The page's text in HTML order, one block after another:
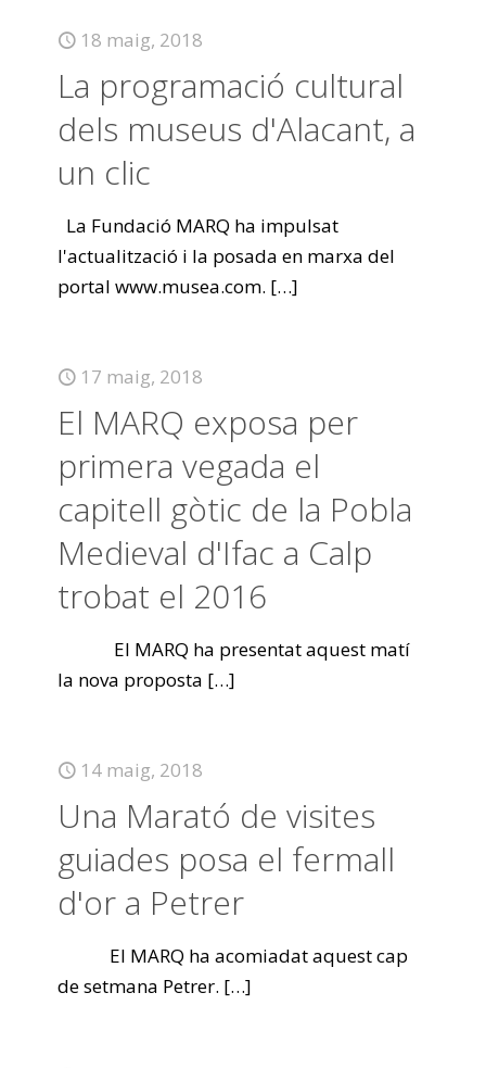
18 maig, 2018
La programació cultural
dels museus d'Alacant, a
un clic
La Fundació MARQ ha impulsat
l'actualització i la posada en marxa del
portal www.musea.com. […]
17 maig, 2018
El MARQ exposa per
primera vegada el
capitell gòtic de la Pobla
Medieval d'Ifac a Calp
trobat el 2016
El MARQ ha presentat aquest matí
la nova proposta […]
14 maig, 2018
Una Marató de visites
guiades posa el fermall
d'or a Petrer
El MARQ ha acomiadat aquest cap
de setmana Petrer. […]